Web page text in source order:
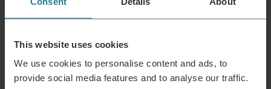
This website uses cookies
We use cookies to personalise content and ads, to
provide social media features and to analyse our traffic.